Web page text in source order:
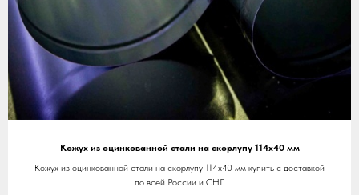
Кожух из оцинкованной стали на скорлупу 114х40 мм
Кожух из оцинкованной стали на скорлупу 114х40 мм купить с доставкой
по всей России и СНГ